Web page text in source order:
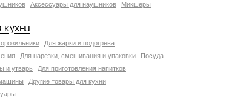
Аксессуары для наушников Микшеры
кухни
Для жарки и подогрева
Для нарезки, смешивания и упаковки
Посуда
и утварь
Для приготовления напитков
Другие товары для кухни